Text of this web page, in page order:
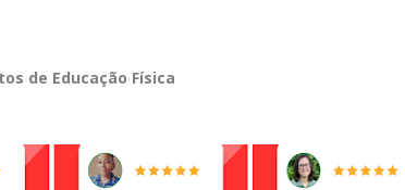
de Educação Física